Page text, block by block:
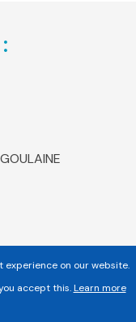
experience on our website.
accept this.Learn more